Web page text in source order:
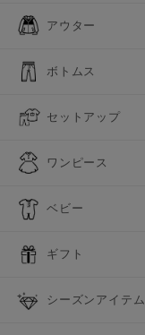
アウター
ボトムス
セットアップ
ワンピース
ベビー
ギフト
シーズンアイテム